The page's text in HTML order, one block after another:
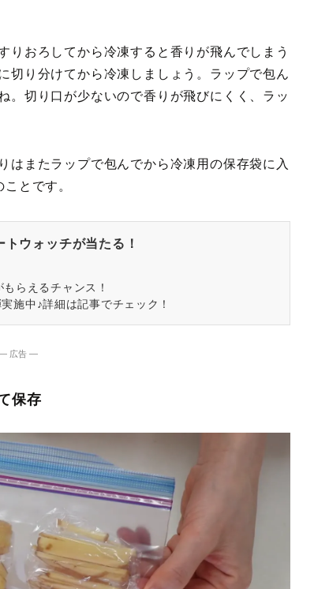
りおろしてから冷凍すると香りが飛んでしまう
切り分けてから冷凍しましょう。ラップで包ん
。切り口が少ないので香りが飛びにくく、ラッ
はまたラップで包んでから冷凍用の保存袋に入
とです。
ウォッチが当たる！
らえるチャンス！
施中♪詳細は記事でチェック！
広告 ―
保存